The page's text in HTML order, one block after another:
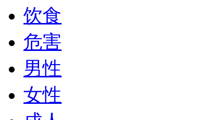
饮食
危害
男性
女性